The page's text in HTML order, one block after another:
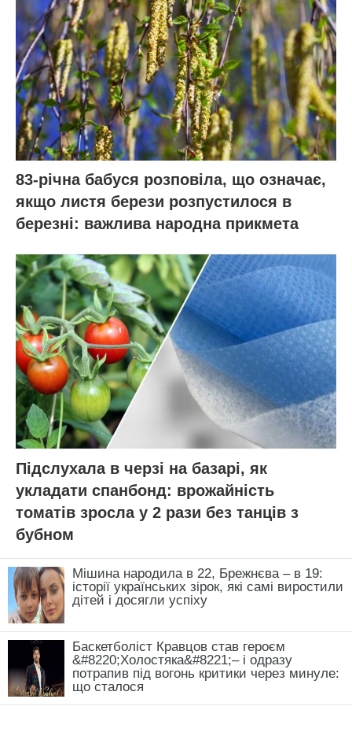
83-річна бабуся розповіла, що означає,
якщо листя берези розпустилося в
березні: важлива народна прикмета
Підслухала в черзі на базарі, як
укладати спанбонд: врожайність
томатів зросла у 2 рази без танців з
бубном
Мішина народила в 22, Брежнєва – в 19:
історії українських зірок, які самі виростили
дітей і досягли успіху
Баскетболіст Кравцов став героєм
&#8220;Холостяка&#8221;– і одразу
потрапив під вогонь критики через минуле:
що сталося